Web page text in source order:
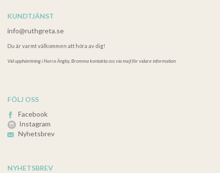
KUNDTJÄNST
info@ruthgreta.se
Du är varmt välkommen att höra av dig!
Vid upphämtning iNorra Ängby, Bromma kontakta oss via mejl för vidare information
FÖLJ OSS
Facebook
Instagram
Nyhetsbrev
NYHETSBREV